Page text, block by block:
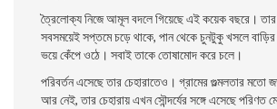
ত্রৈলােক্য নিজে আমূল বদলে গিয়েছে এই কয়েক বছরে।
সবসময়েই সপ্তমে চড়ে থাকে, পান থেকে চুনটুকু খসলে বাড়ির
ভয়ে কেঁপে ওঠে। সবাই তাকে তােষামােদ করে চলে।
পরিবর্তন এসেছে তার চেহারাতেও। গ্রামের গুল্মলতার মতাে
আর নেই, তার চেহারায় এখন সৌন্দর্যের সঙ্গে এসেছে পরিণত